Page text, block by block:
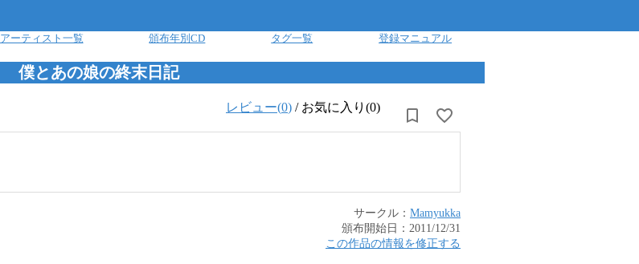
アーティスト一覧 頒布年別CD タグ一覧 登録マニュアル
僕とあの娘の終末日記
レビュー(0) / お気に入り(0)
サークル： Mamyukka
頒布開始日： 2011/12/31
この作品の情報を修正する